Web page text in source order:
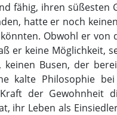
fähig, ihren süßesten
hatte er noch
Obwohl er von
er keine Möglichkeit,
Busen, der
kalte Philosophie
der Gewohnheit
ihr Leben als